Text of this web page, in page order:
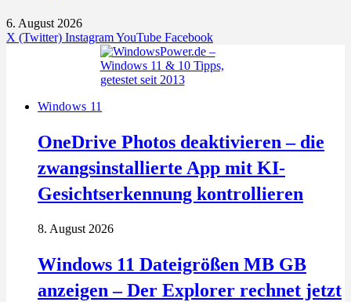
6. August 2026
X (Twitter) InstagramYouTube Facebook
Windows 11
OneDrive Photos deaktivieren – die
zwangsinstallierte App mit KI-
Gesichtserkennung kontrollieren
8. August 2026
Windows 11 Dateigrößen MB GB
anzeigen – Der Explorer rechnet jetzt